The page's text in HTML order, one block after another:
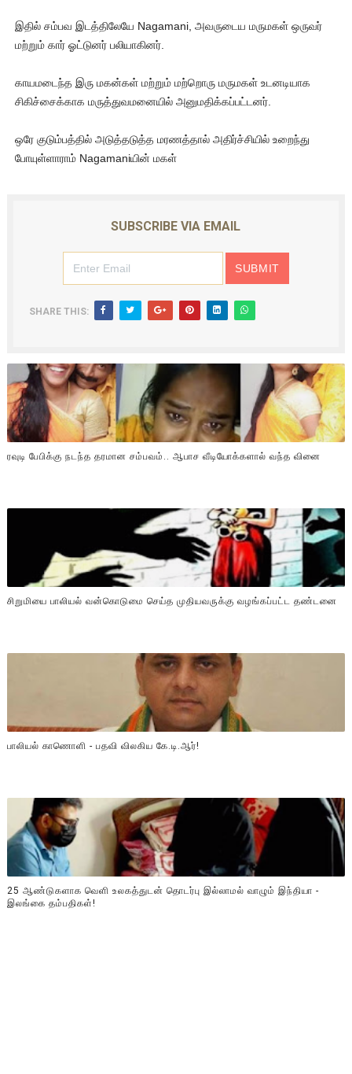
இதில் சம்பவ இடத்திலேயே Nagamani, அவருடைய மருமகள் ஒருவர்
மற்றும் கார் ஓட்டுனர் பலியாகினர்.
காயமடைந்த இரு மகன்கள் மற்றும் மற்றொரு மருமகள் உடனடியாக
சிகிச்சைக்காக மருத்துவமனையில் அனுமதிக்கப்பட்டனர்.
ஒரே குடும்பத்தில் அடுத்தடுத்த மரணத்தால் அதிர்ச்சியில் உறைந்து
போயுள்ளாராம் Nagamaniயின் மகள்
SUBSCRIBE VIA EMAIL
SHARE THIS:
ரவுடி பேபிக்கு நடந்த தரமான சம்பவம்.. ஆபாச வீடியோக்களால் வந்த வினை
சிறுமியை பாலியல் வன்கொடுமை செய்த முதியவருக்கு வழங்கப்பட்ட தண்டனை
பாலியல் காணொளி - பதவி விலகிய கே.டி.ஆர்!
25 ஆண்டுகளாக வெளி உலகத்துடன் தொடர்பு இல்லாமல் வாழும் இந்தியா -
இலங்கை தம்பதிகள்!